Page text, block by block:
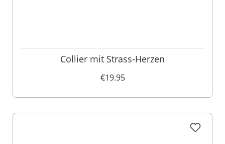
Collier mit Strass-Herzen
€19.95